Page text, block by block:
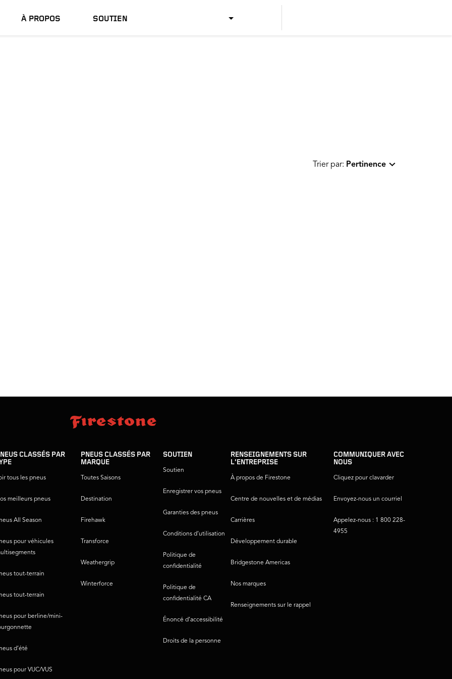
À PROPOS SOUTIEN
Trier par: Pertinence
CLASSÉS PAR
tous les pneus
meilleurs pneus
All Season
pour véhicules
tout-terrain
tout-terrain
pour berline/mini-
d’été
pour VUC/VUS
PNEUS CLASSÉS PAR
MARQUE
Toutes Saisons
Destination
Firehawk
Transforce
Weathergrip
Winterforce
SOUTIEN
Soutien
Enregistrer vos pneus
Garanties des pneus
Conditions d’utilisation
Politique de
confidentialité
Politique de
confidentialité CA
Énoncé d’accessibilité
Droits de la personne
RENSEIGNEMENTS SUR
L’ENTREPRISE
À propos de Firestone
Centre de nouvelles et de médias
Carrières
Développement durable
Bridgestone Americas
Nos marques
Renseignements sur le rappel
COMMUNIQUER AVEC
NOUS
Cliquez pour clavarder
Envoyez-nous un courriel
Appelez-nous : 1 800 228-
4955